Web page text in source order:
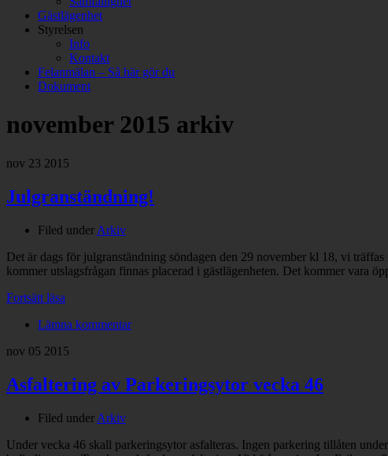
Gästlägenhet
Styrelsen
Info
Kontakt
Felanmälan – Så här gör du
Dokument
november 2015 arkiv
nov 23 2015
Julgranständning!
Filed under Arkiv
Det är dags för julgranständning söndagen den 29 november kl 18, vi
kommer utslagsfrågan finnas placerad i gästlägenheten. Det kommer vara
Fortsätt läsa
Lämna kommentar
nov 05 2015
Asfaltering av Parkeringsytor vecka 46
Filed under Arkiv
Under vecka 46 skall parkeringsytor asfalteras. Ingen parkering tillåten